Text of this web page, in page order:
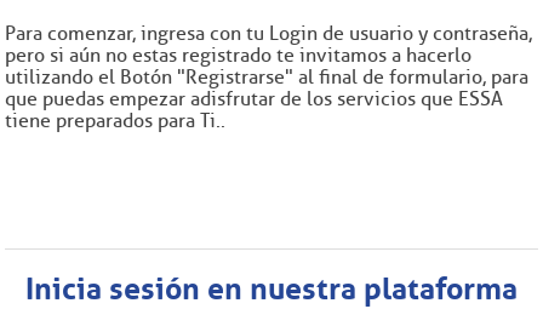
Para comenzar, ingresa con tu Login de usuario y contraseña,
pero si aún no estas registrado te invitamos a hacerlo
utilizando el Botón "Registrarse" al final de formulario, para
que puedas empezar a disfrutar de los servicios que ESSA
tiene preparados para Ti..
Inicia sesión en nuestra plataforma